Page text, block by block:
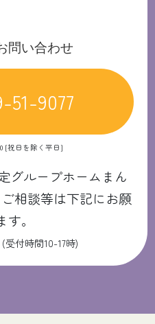
問い合わせ
51-9077
[祝日を除く平日]
グループホームまん
相談等は下記にお願
。
(受付時間10-17時)